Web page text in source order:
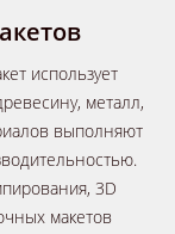
использует
металл,
выполняют
3D
макетов